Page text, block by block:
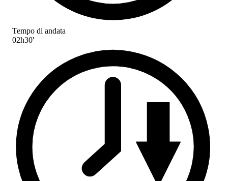
Tempo di andata
02h30'